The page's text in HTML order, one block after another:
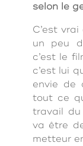
selon le
C’est
un peu
c’est le
c’est lui
envie de
tout ce
travail
va être
metteur